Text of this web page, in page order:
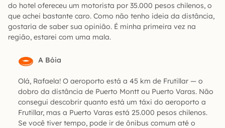
do hotel ofereceu um motorista por 35.000 pesos chilenos, o
que achei bastante caro. Como não tenho ideia da distância,
gostaria de saber sua opinião. É minha primeira vez na
região, estarei com uma mala.
A Bóia
Olá, Rafaela! O aeroporto está a 45 km de Frutillar — o
dobro da distância de Puerto Montt ou Puerto Varas. Não
consegui descobrir quanto está um táxi do aeroporto a
Frutillar, mas a Puerto Varas está 25.000 pesos chilenos.
Se você tiver tempo, pode ir de ônibus comum até o